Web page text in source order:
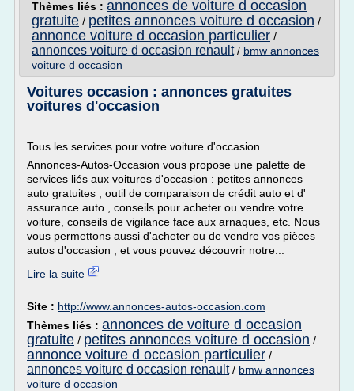
Thèmes liés : annonces de voiture d occasion
gratuite / petites annonces voiture d occasion /
annonce voiture d occasion particulier /
annonces voiture d occasion renault/ bmw annonces
voiture d occasion
Voitures occasion : annonces gratuites
voitures d'occasion
Tous les services pour votre voiture d'occasion
Annonces-Autos-Occasion vous propose une palette de
services liés aux voitures d'occasion : petites annonces
auto gratuites , outil de comparaison de crédit auto et d'
assurance auto , conseils pour acheter ou vendre votre
voiture, conseils de vigilance face aux arnaques, etc. Nous
vous permettons aussi d'acheter ou de vendre vos pièces
autos d'occasion , et vous pouvez découvrir notre...
Lire la suite
Site : http://www.annonces-autos-occasion.com
Thèmes liés : annonces de voiture d occasion
gratuite / petites annonces voiture d occasion /
annonce voiture d occasion particulier /
annonces voiture d occasion renault/ bmw annonces
voiture d occasion